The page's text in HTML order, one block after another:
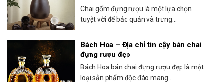
Chai gốm đựng rượu là một lựa chọn
tuyệt vời để bảo quản và trưng...
Bách Hoa – Địa chỉ tin cậy bán chai
đựng rượu đẹp
Bách Hoa bán chai đựng rượu đẹp là một
loại sản phẩm độc đáo mang...